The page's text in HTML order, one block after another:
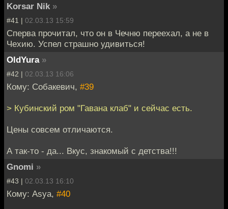
Korsar Nik »
#41 | 02.03.13 15:59
Сперва прочитал, что он в Чечню переехал, а не в
Чехию. Успел страшно удивиться!
OldYura »
#42 | 02.03.13 16:06
Кому: Собакевич, #39
> Кубинский ром "Гавана клаб" и сейчас есть.
Цены совсем отличаются.
А так-то - да... Вкус, знакомый с детства!!!
Gnomi »
#43 | 02.03.13 16:10
Кому: Asya, #40